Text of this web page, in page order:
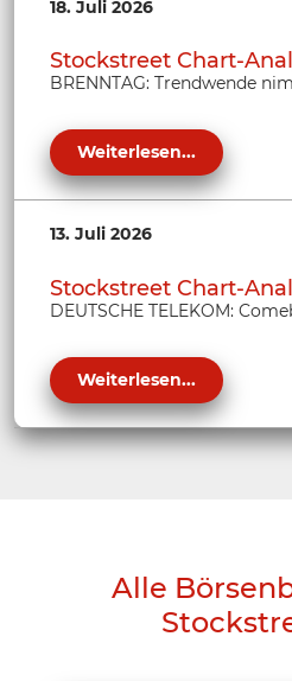
18. Juli 2026
Stockstreet Chart-
BRENNTAG: Trendwende
Weiterlesen...
13. Juli 2026
Stockstreet Chart-
DEUTSCHE TELEKOM:
Weiterlesen...
Alle